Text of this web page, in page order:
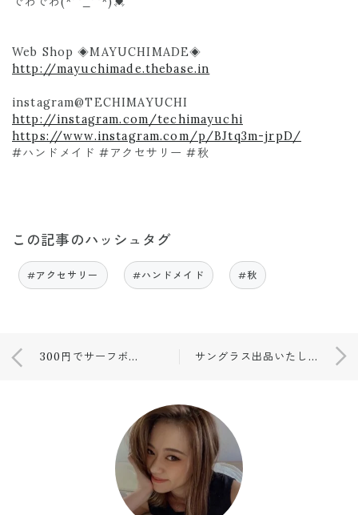
Web Shop ◈MAYUCHIMADE◈
http://mayuchimade.thebase.in
instagram@TECHIMAYUCHI
http://instagram.com/techimayuchi
https://www.instagram.com/p/BJtq3m-jrpD/
#ハンドメイド #アクセサリー #秋
この記事のハッシュタグ
#アクセサリー #ハンドメイド #秋
300円でサーフボードが大変身🙋🏾🌺 サングラス出品いたします😎💖